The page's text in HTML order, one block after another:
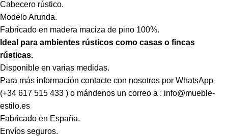
Cabecero rústico.
Modelo Arunda.
Fabricado en madera maciza de pino 100%.
Ideal para ambientes rústicos como casas o fincas
rústicas.
Disponible en varias medidas.
Para más información contacte con nosotros por WhatsApp
(+34 617 515 433 ) o mándenos un correo a : info@mueble-
estilo.es
Fabricado en España.
Envíos seguros.